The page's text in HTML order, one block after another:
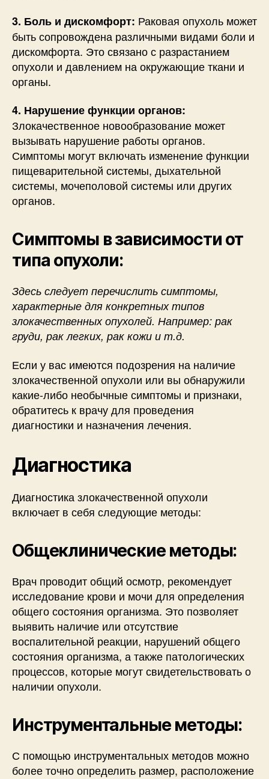
3. Боль и дискомфорт: Раковая опухоль может
быть сопровождена различными видами боли и
дискомфорта. Это связано с разрастанием
опухоли и давлением на окружающие ткани и
органы.
4. Нарушение функции органов:
Злокачественное новообразование может
вызывать нарушение работы органов.
Симптомы могут включать изменение функции
пищеварительной системы, дыхательной
системы, мочеполовой системы или других
органов.
Симптомы в зависимости от
типа опухоли:
Здесь следует перечислить симптомы,
характерные для конкретных типов
злокачественных опухолей. Например: рак
груди, рак легких, рак кожи и т.д.
Если у вас имеются подозрения на наличие
злокачественной опухоли или вы обнаружили
какие-либо необычные симптомы и признаки,
обратитесь к врачу для проведения
диагностики и назначения лечения.
Диагностика
Диагностика злокачественной опухоли
включает в себя следующие методы:
Общеклинические методы:
Врач проводит общий осмотр, рекомендует
исследование крови и мочи для определения
общего состояния организма. Это позволяет
выявить наличие или отсутствие
воспалительной реакции, нарушений общего
состояния организма, а также патологических
процессов, которые могут свидетельствовать о
наличии опухоли.
Инструментальные методы:
С помощью инструментальных методов можно
более точно определить размер, расположение